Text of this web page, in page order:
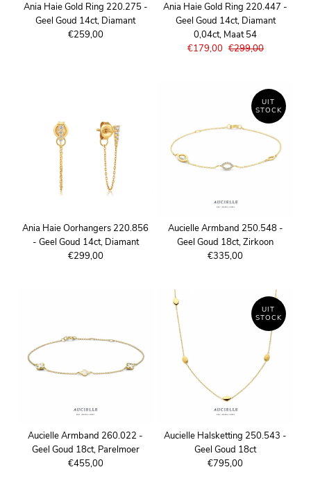
Ania Haie Gold Ring 220.275 -
Geel Goud 14ct, Diamant
€259,00
Ania Haie Gold Ring 220.447 -
Geel Goud 14ct, Diamant
0,04ct, Maat 54
€179,00 €299,00
Ania Haie Oorhangers 220.856
- Geel Goud 14ct, Diamant
€299,00
UIT
STOCK
Aucielle Armband 250.548 -
Geel Goud 18ct, Zirkoon
€335,00
Aucielle Armband 260.022 -
Geel Goud 18ct, Parelmoer
€455,00
UIT
STOCK
Aucielle Halsketting 250.543 -
Geel Goud 18ct
€795,00